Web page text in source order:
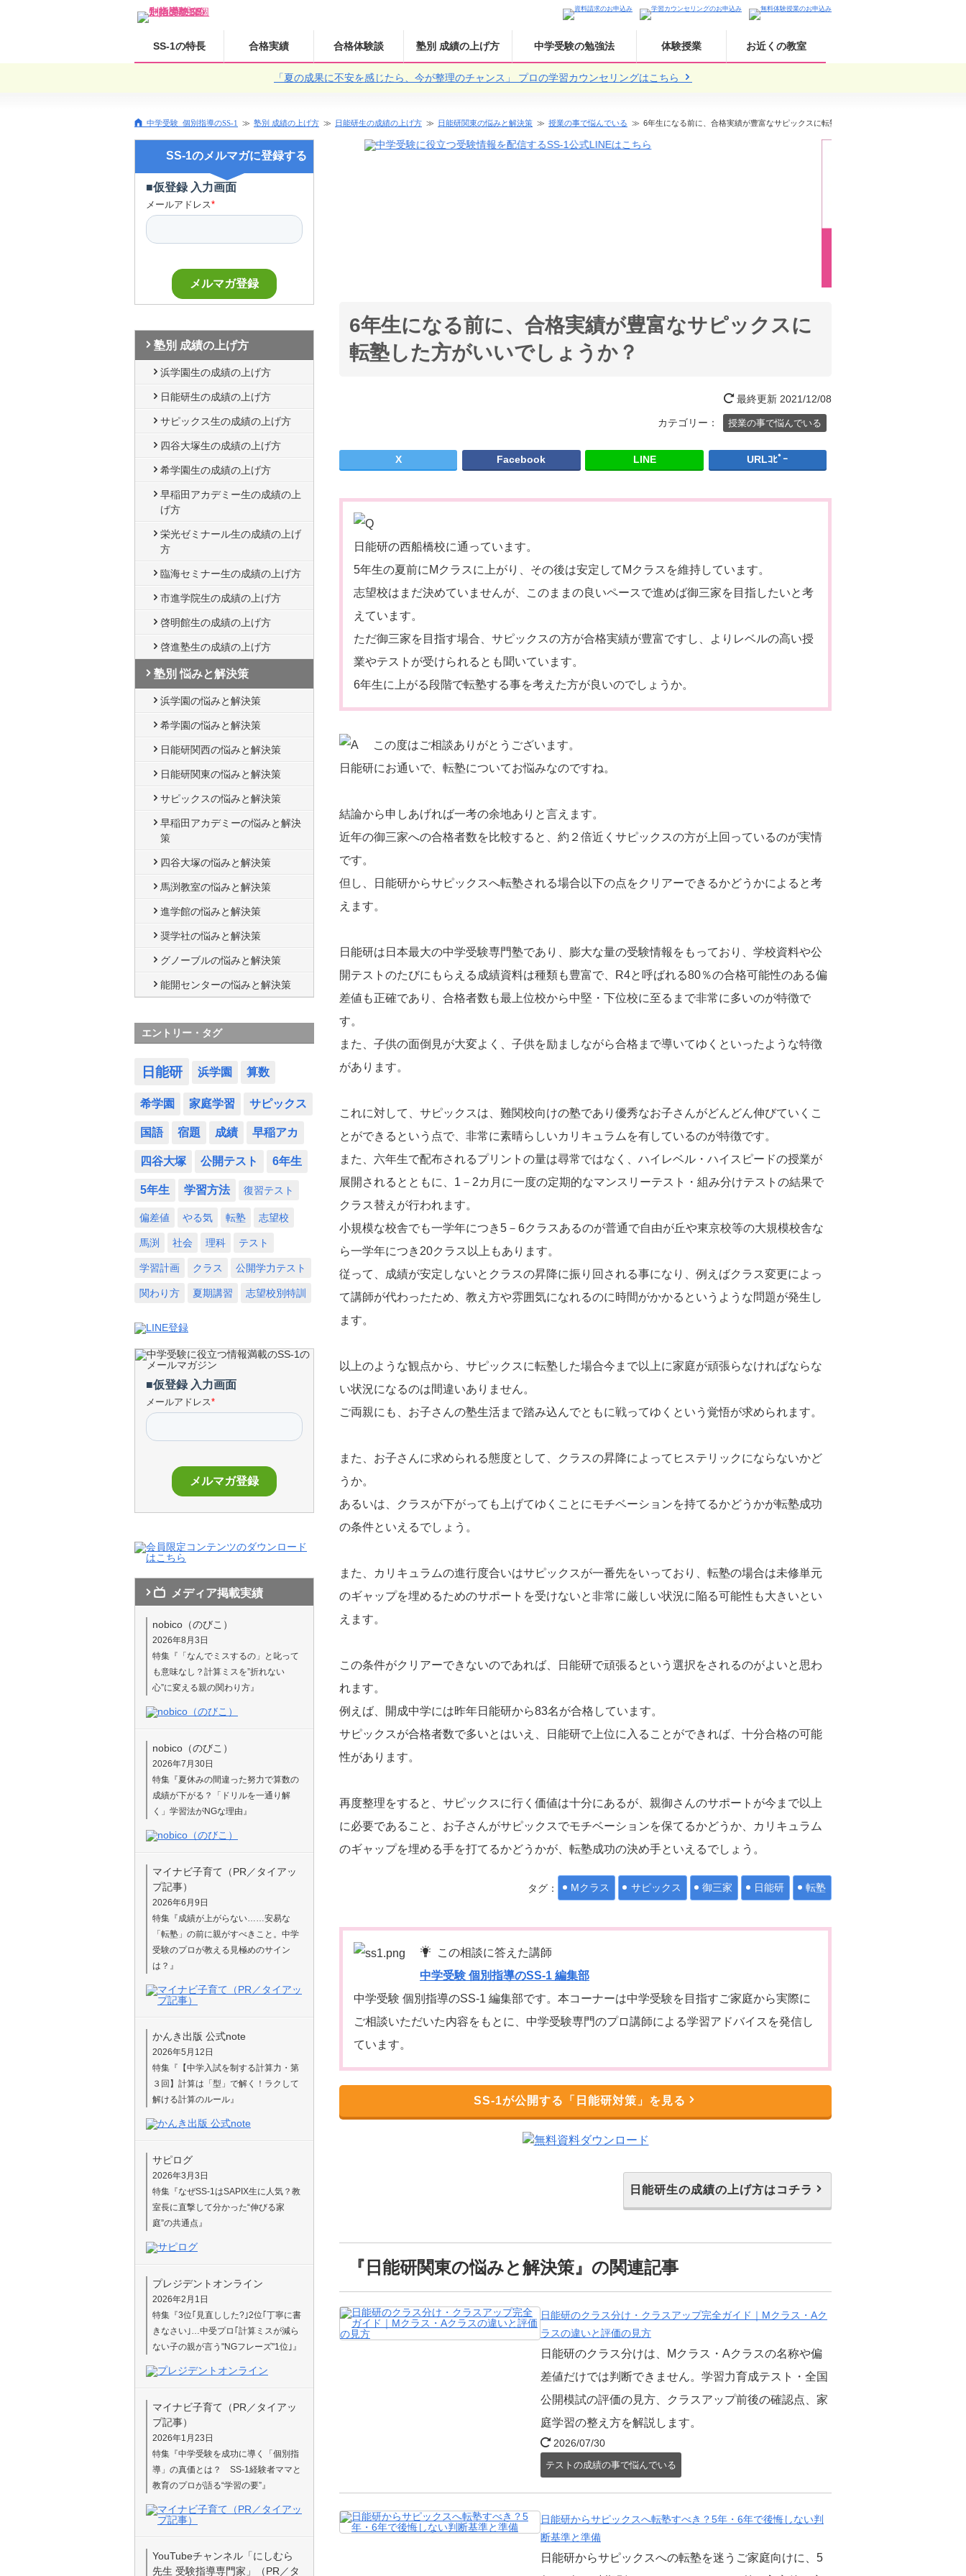
SS-1の特長 合格実績 合格体験談 塾別 成績の上げ方 中学受験の勉強法 体験授業 お近くの教室
「夏の成果に不安を感じたら、今が整理のチャンス」 プロの学習カウンセリングはこちら
中学受験 個別指導のSS-1 塾別 成績の上げ方 日能研生の成績の上げ方 日能研関東の悩みと解決策 授業の事で悩んでいる 6年生になる前に、合格実績が豊富なサピックスに転塾した方がいいでしょうか？
6年生になる前に、合格実績が豊富なサピックスに
転塾した方がいいでしょうか？
最終更新 2021/12/08
カテゴリー： 授業の事で悩んでいる
X Facebook LINE URLｺﾋﾟｰ
日能研の西船橋校に通っています。
5年生の夏前にMクラスに上がり、その後は安定してMクラスを維持しています。
志望校はまだ決めていませんが、このままの良いペースで進めば御三家を目指したいと考
えています。
ただ御三家を目指す場合、サピックスの方が合格実績が豊富ですし、よりレベルの高い授
業やテストが受けられるとも聞いています。
6年生に上がる段階で転塾する事を考えた方が良いのでしょうか。
この度はご相談ありがとうございます。
日能研にお通いで、転塾についてお悩みなのですね。
結論から申しあげれば一考の余地ありと言えます。
近年の御三家への合格者数を比較すると、約２倍近くサピックスの方が上回っているのが実情
です。
但し、日能研からサピックスへ転塾される場合以下の点をクリアーできるかどうかによると考
えます。
日能研は日本最大の中学受験専門塾であり、膨大な量の受験情報をもっており、学校資料や公
開テストのたびにもらえる成績資料は種類も豊富で、R4と呼ばれる80％の合格可能性のある偏
差値も正確であり、合格者数も最上位校から中堅・下位校に至るまで非常に多いのが特徴で
す。
また、子供の面倒見が大変よく、子供を励ましながら合格まで導いてゆくといったような特徴
があります。
これに対して、サピックスは、難関校向けの塾であり優秀なお子さんがどんどん伸びていくこ
とができるという点で、非常に素晴らしいカリキュラムを有しているのが特徴です。
また、六年生で配布されるプリントの量は尋常ではなく、ハイレベル・ハイスピードの授業が
展開されるとともに、1－2カ月に一度の定期的なマンスリーテスト・組み分けテストの結果で
クラス替えが行われます。
小規模な校舎でも一学年につき5－6クラスあるのが普通で自由が丘や東京校等の大規模校舎な
ら一学年につき20クラス以上もあります。
従って、成績が安定しないとクラスの昇降に振り回される事になり、例えばクラス変更によっ
て講師が代わったため、教え方や雰囲気になれるのに時間がかかるというような問題が発生し
ます。
以上のような観点から、サピックスに転塾した場合今まで以上に家庭が頑張らなければならな
い状況になるのは間違いありません。
ご両親にも、お子さんの塾生活まで踏み込んでともに戦ってゆくという覚悟が求められます。
また、お子さんに求められる態度として、クラスの昇降によってヒステリックにならないかど
うか。
あるいは、クラスが下がっても上げてゆくことにモチベーションを持てるかどうかが転塾成功
の条件といえるでしょう。
また、カリキュラムの進行度合いはサピックスが一番先をいっており、転塾の場合は未修単元
のギャップを埋めるためのサポートを受けないと非常に厳しい状況に陥る可能性も大きいとい
えます。
この条件がクリアーできないのであれば、日能研で頑張るという選択をされるのがよいと思わ
れます。
例えば、開成中学には昨年日能研から83名が合格しています。
サピックスが合格者数で多いとはいえ、日能研で上位に入ることができれば、十分合格の可能
性があります。
再度整理をすると、サピックスに行く価値は十分にあるが、親御さんのサポートが今まで以上
に必要であること、お子さんがサピックスでモチベーションを保てるかどうか、カリキュラム
のギャップを埋める手を打てるかどうかが、転塾成功の決め手といえるでしょう。
タグ： Mクラス サピックス 御三家 日能研 転塾
この相談に答えた講師
中学受験 個別指導のSS-1 編集部
中学受験 個別指導のSS-1 編集部です。本コーナーは中学受験を目指すご家庭から実際に
ご相談いただいた内容をもとに、中学受験専門のプロ講師による学習アドバイスを発信し
ています。
SS-1が公開する 「日能研対策」を見る
日能研生の成績の上げ方はコチラ
『日能研関東の悩みと解決策』の関連記事
日能研のクラス分け・クラスアップ完全ガイド｜Mクラス・Aク
ラスの違いと評価の見方
日能研のクラス分けは、Mクラス・Aクラスの名称や偏
差値だけでは判断できません。学習力育成テスト・全国
公開模試の評価の見方、クラスアップ前後の確認点、家
庭学習の整え方を解説します。
2026/07/30
テストの成績の事で悩んでいる
日能研からサピックスへ転塾すべき？5年・6年で後悔しない判
断基準と準備
日能研からサピックスへの転塾を迷うご家庭向けに、5
SS-1のメルマガに登録する
塾別 成績の上げ方
浜学園生の成績の上げ方
日能研生の成績の上げ方
サピックス生の成績の上げ方
四谷大塚生の成績の上げ方
希学園生の成績の上げ方
早稲田アカデミー生の成績の上
げ方
栄光ゼミナール生の成績の上げ
方
臨海セミナー生の成績の上げ方
市進学院生の成績の上げ方
啓明館生の成績の上げ方
啓進塾生の成績の上げ方
塾別 悩みと解決策
浜学園の悩みと解決策
希学園の悩みと解決策
日能研関西の悩みと解決策
日能研関東の悩みと解決策
サピックスの悩みと解決策
早稲田アカデミーの悩みと解決
策
四谷大塚の悩みと解決策
馬渕教室の悩みと解決策
進学館の悩みと解決策
奨学社の悩みと解決策
グノーブルの悩みと解決策
能開センターの悩みと解決策
エントリー・タグ
日能研 浜学園 算数
希学園 家庭学習 サピックス
国語 宿題 成績 早稲アカ
四谷大塚 公開テスト 6年生
5年生 学習方法 復習テスト
偏差値 やる気 転塾 志望校
馬渕 社会 理科 テスト
学習計画 クラス 公開学力テスト
関わり方 夏期講習 志望校別特訓
メディア掲載実績
nobico（のびこ）
2026年8月3日
特集『「なんでミスするの」と叱って
も意味なし？計算ミスを”折れない
心”に変える親の関わり方』
nobico（のびこ）
2026年7月30日
特集『夏休みの間違った努力で算数の
成績が下がる？「ドリルを一通り解
く」学習法がNGな理由』
マイナビ子育て（PR／タイアッ
プ記事）
2026年6月9日
特集『成績が上がらない……安易な
「転塾」の前に親がすべきこと。中学
受験のプロが教える見極めのサイン
は？』
かんき出版 公式note
2026年5月12日
特集『【中学入試を制する計算力・第
３回】計算は「型」で解く！ラクして
解ける計算のルール』
サピログ
2026年3月3日
特集『なぜSS-1はSAPIX生に人気？教
室長に直撃して分かった“伸びる家
庭”の共通点』
プレジデントオンライン
2026年2月1日
特集『3位｢見直しした?｣2位｢丁寧に書
きなさい｣…中受プロ｢計算ミスが減ら
ない子の親が言う"NGフレーズ"1位｣』
マイナビ子育て（PR／タイアッ
プ記事）
2026年1月23日
特集『中学受験を成功に導く「個別指
導」の真価とは？ SS-1経験者ママと
教育のプロが語る“学習の要”』
YouTubeチャンネル「にしむら
先生 受験指導専門家」（PR／タ